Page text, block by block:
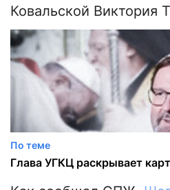
Ковальской Виктория
По теме
Глава УГКЦ раскрывает